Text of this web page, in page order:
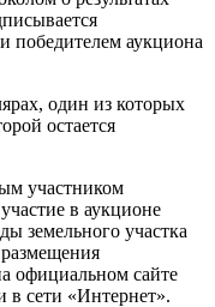
победителем аукциона
один из которых
остается
участником
в аукционе
земельного участка
размещения
официальном сайте
в сети «Интернет».